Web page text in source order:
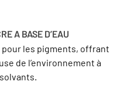
A BASE D’EAU
pour les pigments, offrant
de l’environnement à